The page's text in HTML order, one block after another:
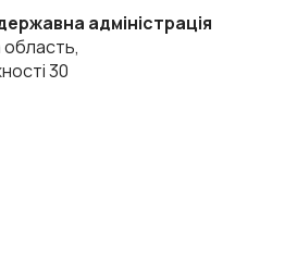
адміністрація
30